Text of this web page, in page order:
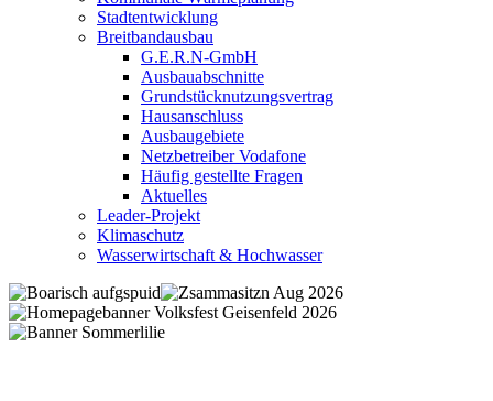
Stadtentwicklung
Breitbandausbau
G.E.R.N-GmbH
Ausbauabschnitte
Grundstücknutzungsvertrag
Hausanschluss
Ausbaugebiete
Netzbetreiber Vodafone
Häufig gestellte Fragen
Aktuelles
Leader-Projekt
Klimaschutz
Wasserwirtschaft & Hochwasser